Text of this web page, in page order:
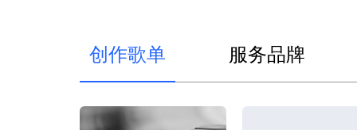
创作歌单 服务品牌